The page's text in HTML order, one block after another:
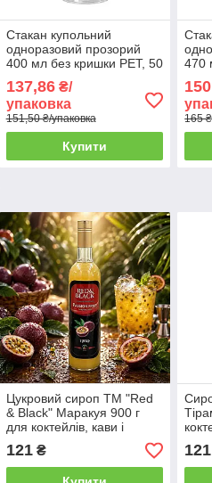
Стакан купольний
одноразовий прозорий
400 мл без кришки PET, 50
137,86₴/
упаковка
151,50 ₴/упаковка
Купити
470
165
Цукровий сироп ТМ "Red
& Black" Маракуя 900 г
для коктейлів, кави і
напоїв і морозива
121₴ 121